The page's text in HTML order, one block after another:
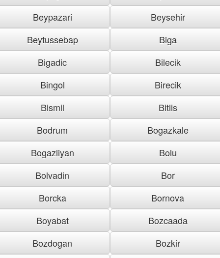
Beypazari
Beysehir
Beytussebap
Biga
Bigadic
Bilecik
Bingol
Birecik
Bismil
Bitlis
Bodrum
Bogazkale
Bogazliyan
Bolu
Bolvadin
Bor
Borcka
Bornova
Boyabat
Bozcaada
Bozdogan
Bozkir